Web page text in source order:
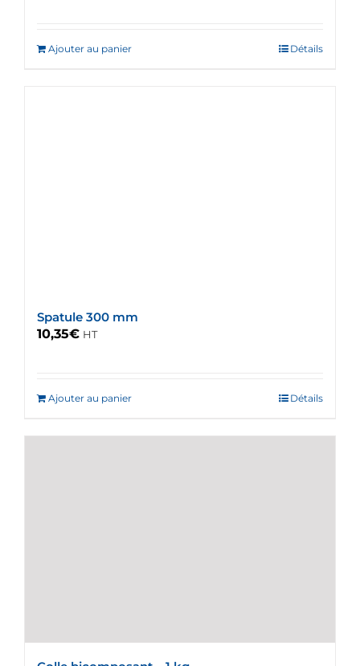
Ajouter au panier Détails
Spatule 300 mm
10,35€ HT
Ajouter au panier Détails